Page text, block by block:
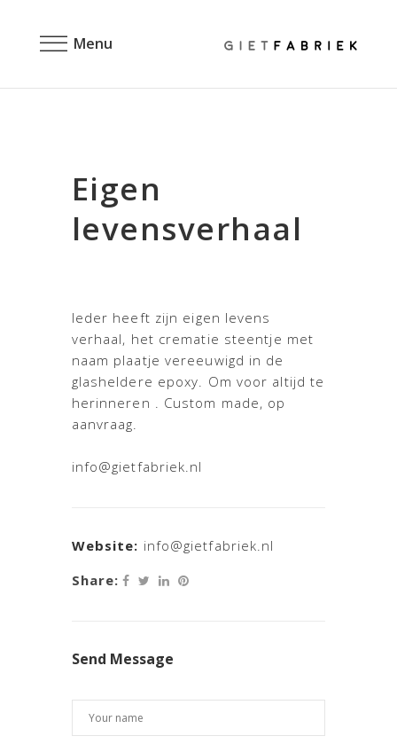
Menu
Eigen
levensverhaal
Ieder heeft zijn eigen levens
verhaal, het crematie steentje met
naam plaatje vereeuwigd in de
glasheldere epoxy. Om voor altijd te
herinneren . Custom made, op
aanvraag.
info@gietfabriek.nl
Website: info@gietfabriek.nl
Share:
Send Message